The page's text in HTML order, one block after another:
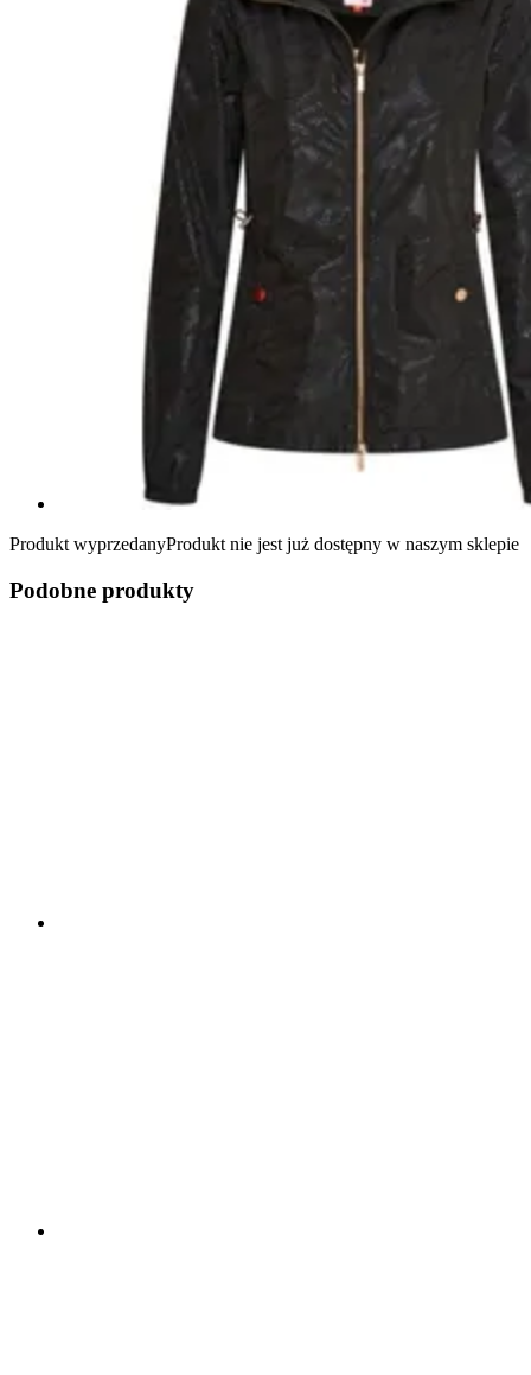
Produkt wyprzedanyProdukt nie jest już dostępny w naszym sklepie
Podobne produkty